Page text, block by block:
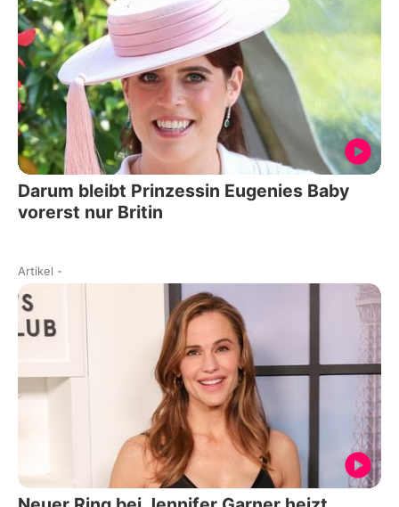
Darum bleibt Prinzessin Eugenies Baby
vorerst nur Britin
Artikel -